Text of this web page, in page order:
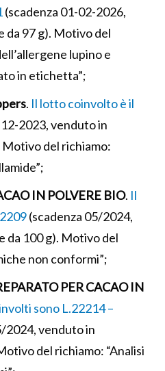
(scadenza 01-02-2026,
da 97 g). Motivo del
lupino e
in etichetta”;
. Il lotto coinvolto è il
2023, venduto in
del richiamo:
IN POLVERE BIO. Il
(scadenza 05/2024,
da 100 g). Motivo del
non conformi”;
PER CACAO IN
sono L.22214 –
2024, venduto in
del richiamo: “Analisi